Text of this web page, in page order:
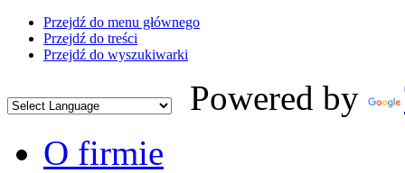
Przejdź do menu głównego
Przejdź do treści
Przejdź do wyszukiwarki
Powered by
O firmie